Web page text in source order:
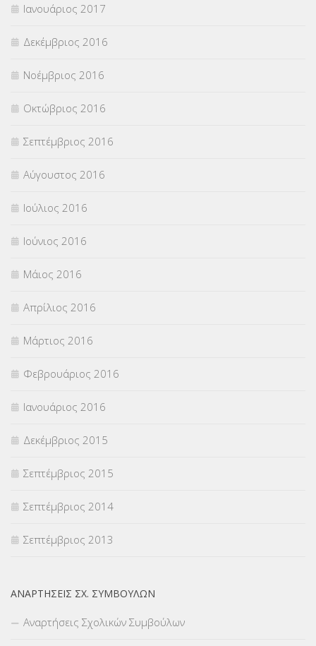
Ιανουάριος 2017
Δεκέμβριος 2016
Νοέμβριος 2016
Οκτώβριος 2016
Σεπτέμβριος 2016
Αύγουστος 2016
Ιούλιος 2016
Ιούνιος 2016
Μάιος 2016
Απρίλιος 2016
Μάρτιος 2016
Φεβρουάριος 2016
Ιανουάριος 2016
Δεκέμβριος 2015
Σεπτέμβριος 2015
Σεπτέμβριος 2014
Σεπτέμβριος 2013
ΑΝΑΡΤΉΣΕΙΣ ΣΧ. ΣΥΜΒΟΎΛΩΝ
Αναρτήσεις Σχολικών Συμβούλων